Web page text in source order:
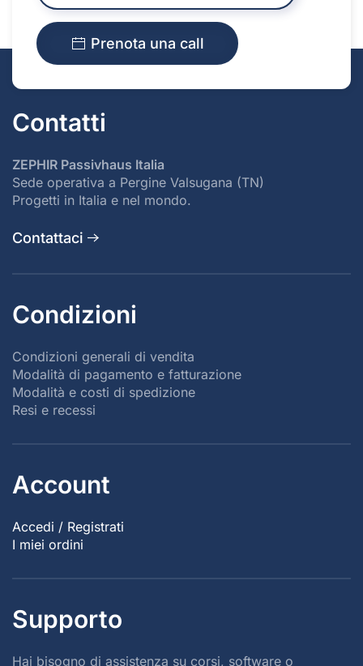
Prenota una call
Contatti
ZEPHIR Passivhaus Italia
Sede operativa a Pergine Valsugana (TN)
Progetti in Italia e nel mondo.
Contattaci
Condizioni
Condizioni generali di vendita
Modalità di pagamento e fatturazione
Modalità e costi di spedizione
Resi e recessi
Account
Accedi / Registrati
I miei ordini
Supporto
Hai bisogno di assistenza su corsi, software o